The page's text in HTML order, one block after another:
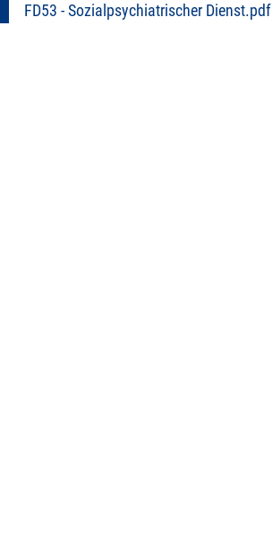
FD53 - Sozialpsychiatrischer Dienst.pdf